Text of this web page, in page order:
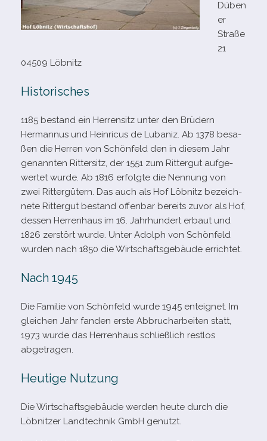
Düben
er
Straße
21
04509 Löbnitz
Historisches
1185 bestand ein Herrensitz unter den Brüdern
Hermannus und Heinricus de Lubaniz. Ab 1378 besa­
ßen die Herren von Schönfeld den in die­sem Jahr
genann­ten Rittersitz, der 1551 zum Rittergut auf­ge­
wer­tet wurde. Ab 1816 erfolgte die Nennung von
zwei Rittergütern. Das auch als Hof Löbnitz bezeich­
nete Rittergut bestand offen­bar bereits zuvor als Hof,
des­sen Herrenhaus im 16. Jahrhundert erbaut und
1826 zer­stört wurde. Unter Adolph von Schönfeld
wur­den nach 1850 die Wirtschaftsgebäude errichtet.
Nach 1945
Die Familie von Schönfeld wurde 1945 ent­eig­net. Im
glei­chen Jahr fan­den erste Abbrucharbeiten statt,
1973 wurde das Herrenhaus schließ­lich rest­los
abgetragen.
Heutige Nutzung
Die Wirtschaftsgebäude wer­den heute durch die
Löbnitzer Landtechnik GmbH genutzt.